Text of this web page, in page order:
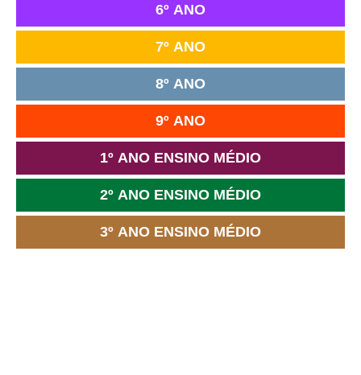
6º ANO
7º ANO
8º ANO
9º ANO
1º ANO ENSINO MÉDIO
2º ANO ENSINO MÉDIO
3º ANO ENSINO MÉDIO